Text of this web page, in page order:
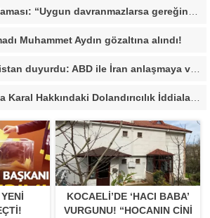
Muhammet Aydın gözaltına alındı!
Arabulucu ülke Pakistan duyurdu: ABD ile İran anlaşmaya vardı
Ufuk Avcı ve Mustafa Karal Hakkındaki Dolandırıcılık İddiaları Büyüyor
KOCAELI’DE ‘HACI BABA’
VURGUNU! “HOCANIN CINI